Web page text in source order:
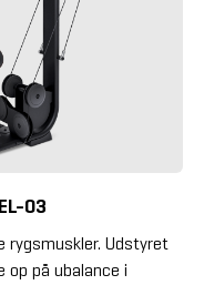
03
rygsmuskler. Udstyret
på ubalance i